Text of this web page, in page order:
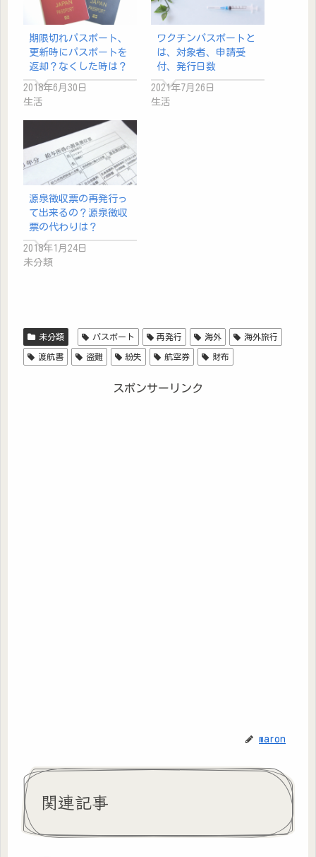
期限切れパスポート、
更新時にパスポートを
返却？なくした時は？
2018年6月30日
生活
ワクチンパスポートと
は、対象者、申請受
付、発行日数
2021年7月26日
生活
源泉徴収票の再発行っ
て出来るの？源泉徴収
票の代わりは？
2018年1月24日
未分類
未分類 パスポート 再発行 海外 海外旅行
渡航書 盗難 紛失 航空券 財布
スポンサーリンク
maron
関連記事